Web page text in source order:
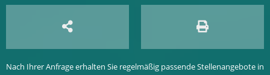
Nach Ihrer Anfrage erhalten Sie regelmäßig passende Stellenangebote in